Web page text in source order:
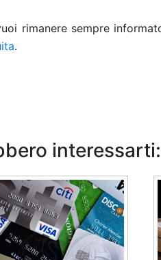
rimanere sempre
.
interessarti: